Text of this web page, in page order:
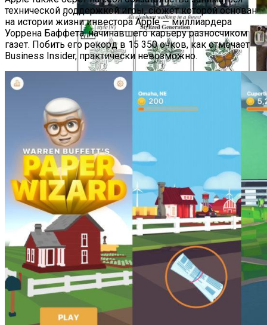
Продолжение Сериала «Счастливы
Вместе»: Когда Выйдет, Кто Из Актёров
Будет Играть, Как Сложилась Судьба
Артистов
Как Состояние Сына Михаила
Ефремова, Который Выпал Из Окна
Google Объявляет О Разработке Lumiere,
Генератора Текста В Видео
технической поддержкой игры, сюжет которой основан
на истории жизни инвестора Apple — миллиардера
Уоррена Баффета, начинавшего карьеру разносчиком
газет. Побить его рекорд в 15 350 очков, как отмечает
Business Insider, практически невозможно.